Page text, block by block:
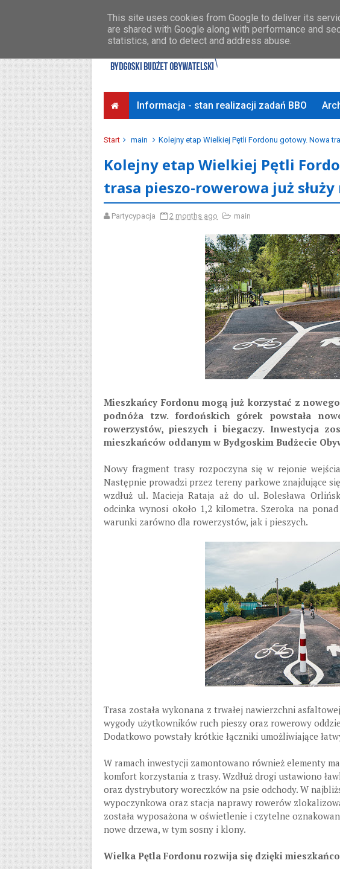
Informacja - stan realizacji zadań BBO
Start main Kolejny etap Wielkiej Pętli Fordonu gotowy. Nowa
Kolejny etap Wielkiej Pętli
trasa pieszo-rowerowa już
Partycypacja 2 months ago main
Mieszkańcy Fordonu mogą już korzystać z
podnóża tzw. fordońskich górek powstała
rowerzystów, pieszych i biegaczy. Inwestycja
mieszkańców oddanym w Bydgoskim Budżecie
Nowy fragment trasy rozpoczyna się w rejonie
Następnie prowadzi przez tereny parkowe znajdujące
wzdłuż ul. Macieja Rataja aż do ul. Bolesława
odcinka wynosi około 1,2 kilometra. Szeroka na
warunki zarówno dla rowerzystów, jak i pieszych.
Trasa została wykonana z trwałej nawierzchni
wygody użytkowników ruch pieszy oraz rowerowy
Dodatkowo powstały krótkie łączniki umożliwiające
W ramach inwestycji zamontowano również elementy
komfort korzystania z trasy. Wzdłuż drogi ustawiono
oraz dystrybutory woreczków na psie odchody. W
wypoczynkowa oraz stacja naprawy rowerów
została wyposażona w oświetlenie i czytelne
nowe drzewa, w tym sosny i klony.
Wielka Pętla Fordonu rozwija się dzięki
This site uses cookies from Google to deliver its
are shared with Google along with performance and
statistics, and to detect and address abuse.